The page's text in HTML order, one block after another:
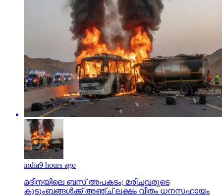
india9 hours ago
മദീനയിലെ ബസ് അപകടം; മരിച്ചവരുടെ
കുടുംബങ്ങള്‍ക്ക് അഞ്ച് ലക്ഷം വീതം ധനസഹായം